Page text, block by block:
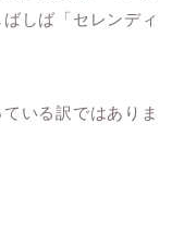
しば「セレンディ
いる訳ではありま